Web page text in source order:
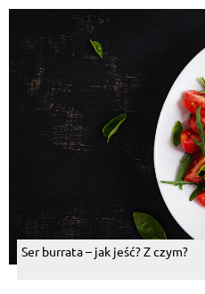
Ser burrata – jak jeść? Z czym?